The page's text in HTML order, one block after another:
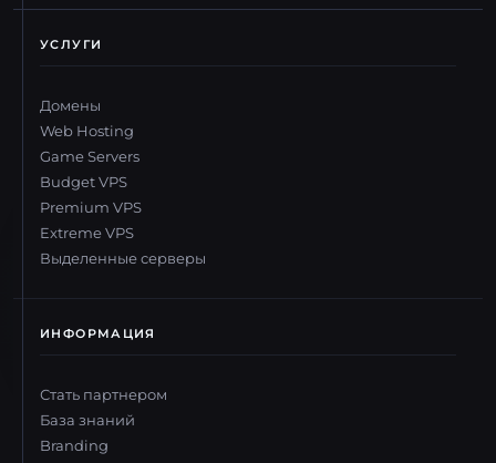
УСЛУГИ
Домены
Web Hosting
Game Servers
Budget VPS
Premium VPS
Extreme VPS
Выделенные серверы
ИНФОРМАЦИЯ
Стать партнером
База знаний
Branding